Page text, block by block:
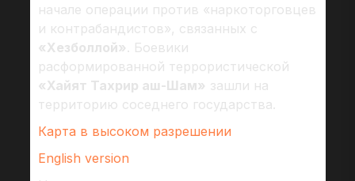
начале операции против «наркоторговцев
и контрабандистов», связанных с
«Хезболлой» . Боевики
расформированной террористической
«Хайят Тахрир аш-Шам» зашли на
территорию соседнего государства.
Карта в высоком разрешении
English version